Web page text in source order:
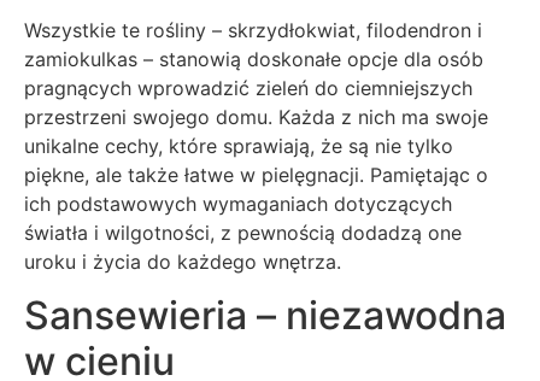
Wszystkie te rośliny – skrzydłokwiat, filodendron i
zamiokulkas – stanowią doskonałe opcje dla osób
pragnących wprowadzić zieleń do ciemniejszych
przestrzeni swojego domu. Każda z nich ma swoje
unikalne cechy, które sprawiają, że są nie tylko
piękne, ale także łatwe w pielęgnacji. Pamiętając o
ich podstawowych wymaganiach dotyczących
światła i wilgotności, z pewnością dodadzą one
uroku i życia do każdego wnętrza.
Sansewieria – niezawodna
w cieniu